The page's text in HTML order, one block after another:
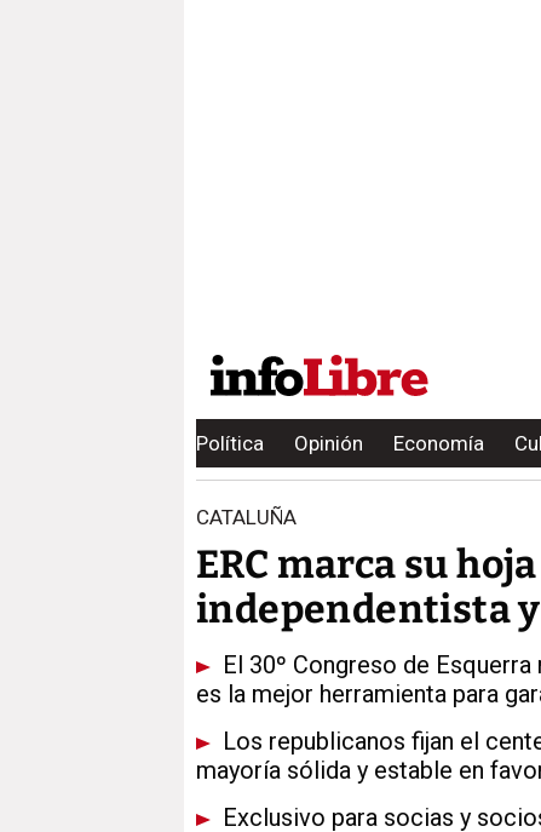
Política Opinión Economía
CATALUÑA
ERC marca su
independentista
El 30º Congreso de
es la mejor herramienta para
Los republicanos fijan el
mayoría sólida y estable en
Exclusivo para socias y